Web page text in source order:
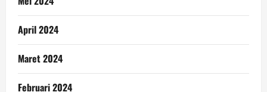
April 2024
Maret 2024
Februari 2024